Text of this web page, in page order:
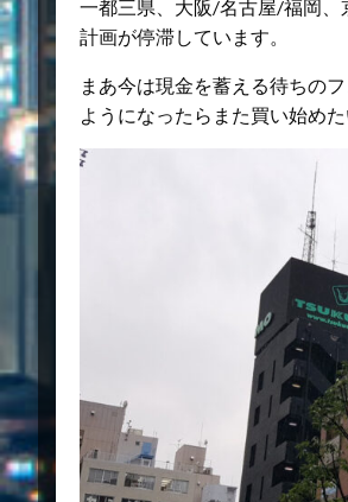
一都三県、大阪/名古屋/福岡、
計画が停滞しています。
まあ今は現金を蓄える待ちの
ようになったらまた買い始め